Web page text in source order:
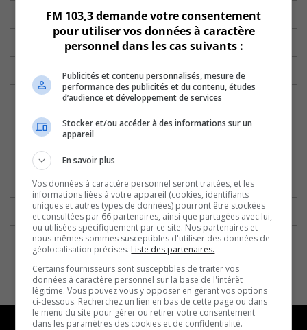
FM 103,3 demande votre consentement
pour utiliser vos données à caractère
personnel dans les cas suivants :
Publicités et contenu personnalisés, mesure de
performance des publicités et du contenu, études
d’audience et développement de services
Stocker et/ou accéder à des informations sur un
appareil
En savoir plus
Vos données à caractère personnel seront traitées, et les
informations liées à votre appareil (cookies, identifiants
uniques et autres types de données) pourront être stockées
et consultées par 66 partenaires, ainsi que partagées avec lui,
ou utilisées spécifiquement par ce site. Nos partenaires et
nous-mêmes sommes susceptibles d'utiliser des données de
géolocalisation précises. Liste des partenaires.
Certains fournisseurs sont susceptibles de traiter vos
données à caractère personnel sur la base de l'intérêt
légitime. Vous pouvez vous y opposer en gérant vos options
ci-dessous. Recherchez un lien en bas de cette page ou dans
le menu du site pour gérer ou retirer votre consentement
dans les paramètres des cookies et de confidentialité.